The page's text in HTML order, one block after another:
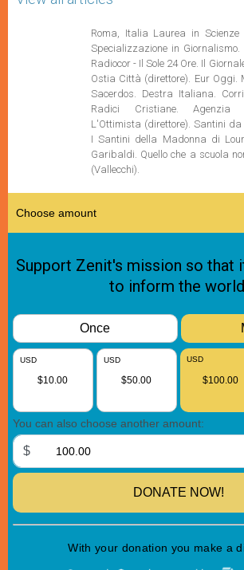
Roma, Italia Laurea in Scienze
Specializzazione in Giornalismo.
Radiocor - Il Sole 24 Ore. Il
Ostia Città (direttore). Eur Oggi.
Sacerdos. Destra Italiana.
Radici Cristiane. Agenzia
L'Ottimista (direttore). Santini da
I Santini della Madonna di
Garibaldi. Quello che a scuola
(Vallecchi).